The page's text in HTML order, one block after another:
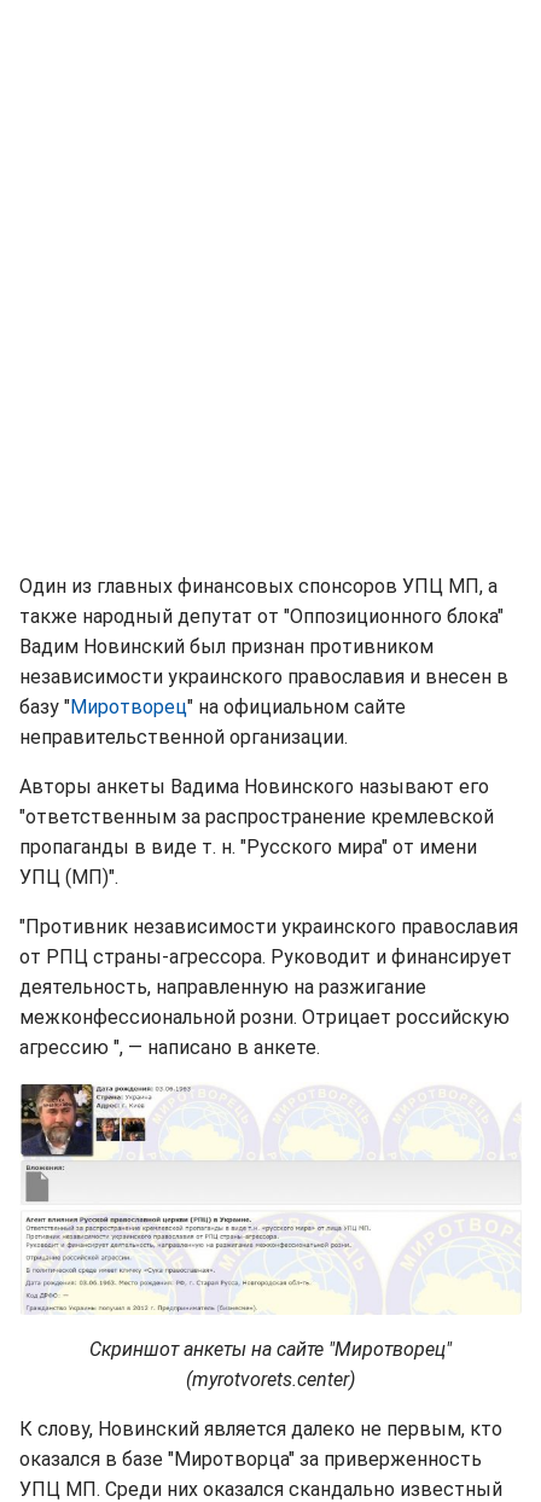
Один из главных финансовых спонсоров УПЦ МП, а
также народный депутат от "Оппозиционного блока"
Вадим Новинский был признан противником
независимости украинского православия и внесен в
базу "Миротворец" на официальном сайте
неправительственной организации.
Авторы анкеты Вадима Новинского называют его
"ответственным за распространение кремлевской
пропаганды в виде т. н. "Русского мира" от имени
УПЦ (МП)".
"Противник независимости украинского православия
от РПЦ страны-агрессора. Руководит и финансирует
деятельность, направленную на разжигание
межконфессиональной розни. Отрицает российскую
агрессию ", — написано в анкете.
Скриншот анкеты на сайте "Миротворец"
(myrotvorets.center)
К слову, Новинский является далеко не первым, кто
оказался в базе "Миротворца" за приверженность
УПЦ МП. Среди них оказался скандально известный